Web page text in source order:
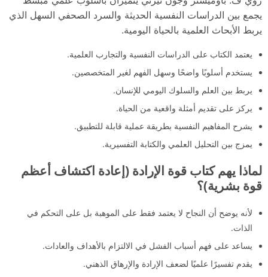
يجمع بين الدراسات النفسية الحديثة والسرد الصحفي السهل الذي
يربط الأبحاث العلمية بالحياة اليومية.
يعتمد الكتاب على الدراسات النفسية والتجارب العلمية.
يستخدم أسلوبًا واضحًا وسهل الفهم لغير المتخصصين.
يربط بين العلم والسلوك اليومي للإنسان.
يركز على تقديم أمثلة واقعية من الحياة.
يشرح المفاهيم النفسية بطريقة عملية قابلة للتطبيق.
يمزج بين التحليل العلمي والكتابة التفسيرية.
لماذا يهم كتاب قوة الإرادة (إعادة اكتشاف أعظم
قوة بشرية)؟
لأنه يوضح أن النجاح لا يعتمد فقط على الموهبة بل على التحكم في
الذات.
يساعد على فهم أسباب الفشل في الالتزام بالأهداف والعادات.
يقدم تفسيرًا علميًا لضعف الإرادة والإرهاق الذهني.